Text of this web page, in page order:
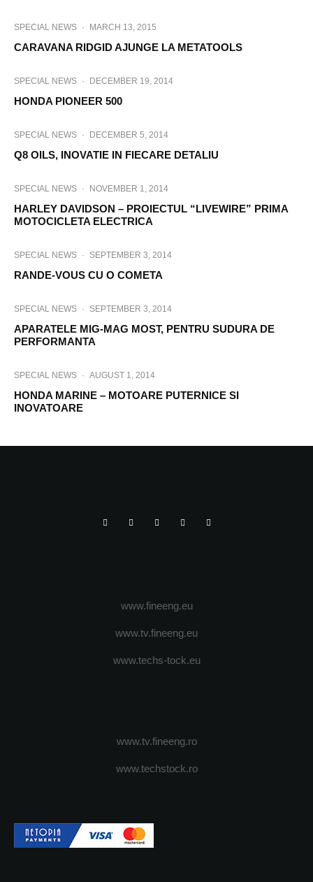
SPECIAL NEWS · MARCH 13, 2015
CARAVANA RIDGID AJUNGE LA METATOOLS
SPECIAL NEWS · DECEMBER 19, 2014
HONDA PIONEER 500
SPECIAL NEWS · DECEMBER 5, 2014
Q8 OILS, INOVATIE IN FIECARE DETALIU
SPECIAL NEWS · NOVEMBER 1, 2014
HARLEY DAVIDSON – PROIECTUL “LIVEWIRE” PRIMA
MOTOCICLETA ELECTRICA
SPECIAL NEWS · SEPTEMBER 3, 2014
RANDE-VOUS CU O COMETA
SPECIAL NEWS · SEPTEMBER 3, 2014
APARATELE MIG-MAG MOST, PENTRU SUDURA DE
PERFORMANTA
SPECIAL NEWS · AUGUST 1, 2014
HONDA MARINE – MOTOARE PUTERNICE SI
INOVATOARE
www.fineeng.eu
www.tv.fineeng.eu
www.techs-tock.eu
www.tv.fineeng.ro
www.techstock.ro